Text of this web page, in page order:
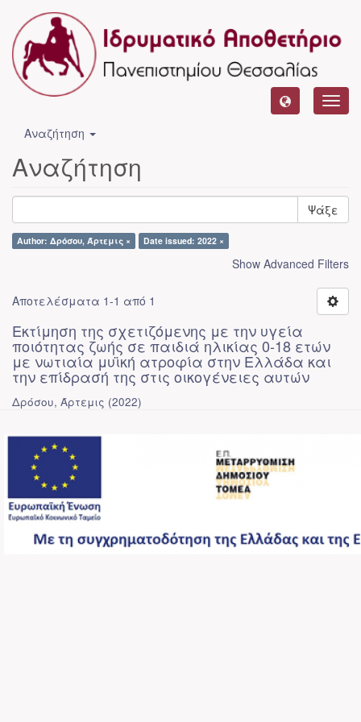
Αναζήτηση
Αναζήτηση
Ψάξε
Author: Δρόσου, Άρτεμις × Date issued: 2022 ×
Show Advanced Filters
Αποτελέσματα 1-1 από 1
Εκτίμηση της σχετιζόμενης με την υγεία
ποιότητας ζωής σε παιδιά ηλικίας 0-18 ετών
με νωτιαία μυϊκή ατροφία στην Ελλάδα και
την επίδρασή της στις οικογένειες αυτών
Δρόσου, Άρτεμις (2022)